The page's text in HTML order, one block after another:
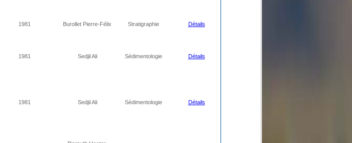
1981 Burollet Pierre-Félix Stratigraphie Détails
1981 Sedjil Ali Sédimentologie Détails
1981 Sedjil Ali Sédimentologie Détails